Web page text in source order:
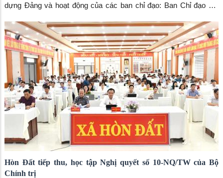
dựng Đảng và hoạt động của các ban chỉ đạo: Ban Chỉ đạo 35,
trào thi đua “Dân vận khéo” 6 tháng đầu năm 2026. Đến dự có
đồng chí Dương Minh Tâm – Bí thư Đảng ủy xã Hòn Đất; đồng
chí Lương Đắc Hòa – Phó Bí thư Thường trực Đảng ủy xã Hòn
Đất, Chủ tịch Hội đồng nhân dân xã; đồng chí Phạm Thu Thủy –
Phó Bí thư Đảng ủy, Chủ tịch UBND xã Hòn Đất; đồng chí Võ
Minh Thêm – Ủy viên Ban Thường vụ, Trưởng Ban Xây dựng
Đảng Đảng ủy xã. Cùng tham dự có đại diện các cơ quan tham
mưu, giúp việc Đảng ủy, Trung tâm Chính trị xã; thành viên các
ban chỉ đạo; bí thư các chi bộ, đảng bộ trực thuộc Đảng ủy xã
Hòn Đất tiếp thu, học tập Nghị quyết số 10-NQ/TW của Bộ
Chính trị